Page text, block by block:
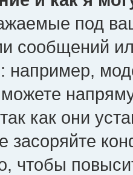
под
сообщений
например,
как они
засоряйте
чтобы